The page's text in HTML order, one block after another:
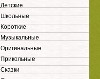
Детские
Школьные
Короткие
Музыкальные
Оригинальные
Прикольные
Сказки